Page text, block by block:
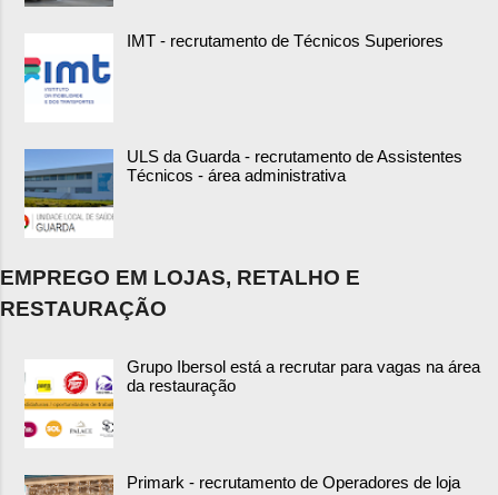
IMT - recrutamento de Técnicos Superiores
ULS da Guarda - recrutamento de Assistentes
Técnicos - área administrativa
EMPREGO EM LOJAS, RETALHO E
RESTAURAÇÃO
Grupo Ibersol está a recrutar para vagas na área
da restauração
Primark - recrutamento de Operadores de loja